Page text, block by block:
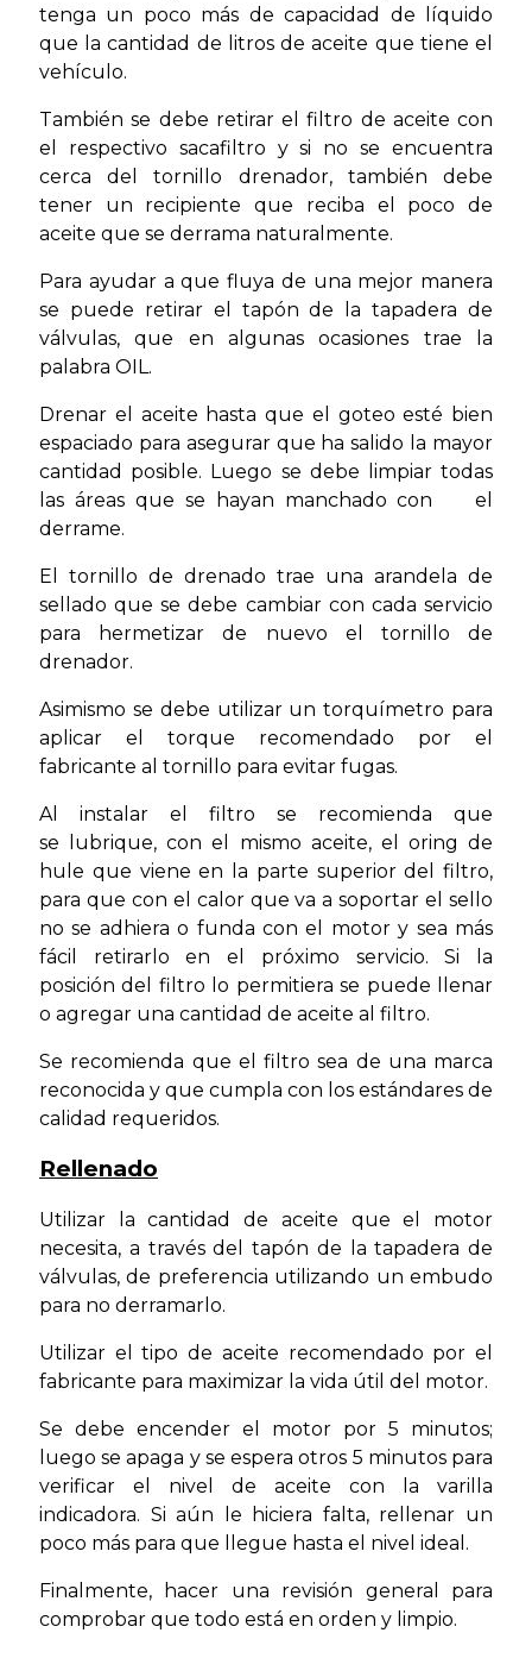
tenga un poco más de capacidad de líquido
que la cantidad de litros de aceite que tiene el
vehículo.
También se debe retirar el filtro de aceite con
el respectivo sacafiltro y si no se encuentra
cerca del tornillo drenador, también debe
tener un recipiente que reciba el poco de
aceite que se derrama naturalmente.
Para ayudar a que fluya de una mejor manera
se puede retirar el tapón de la tapadera de
válvulas, que en algunas ocasiones trae la
palabra OIL.
Drenar el aceite hasta que el goteo esté bien
espaciado para asegurar que ha salido la mayor
cantidad posible. Luego se debe limpiar todas
las áreas que se hayan manchado con el
derrame.
El tornillo de drenado trae una arandela de
sellado que se debe cambiar con cada servicio
para hermetizar de nuevo el tornillo de
drenador.
Asimismo se debe utilizar un torquímetro para
aplicar el torque recomendado por el
fabricante al tornillo para evitar fugas.
Al instalar el filtro se recomienda que
se lubrique, con el mismo aceite, el oring de
hule que viene en la parte superior del filtro,
para que con el calor que va a soportar el sello
no se adhiera o funda con el motor y sea más
fácil retirarlo en el próximo servicio. Si la
posición del filtro lo permitiera se puede llenar
o agregar una cantidad de aceite al filtro.
Se recomienda que el filtro sea de una marca
reconocida y que cumpla con los estándares de
calidad requeridos.
Rellenado
Utilizar la cantidad de aceite que el motor
necesita, a través del tapón de la tapadera de
válvulas, de preferencia utilizando un embudo
para no derramarlo.
Utilizar el tipo de aceite recomendado por el
fabricante para maximizar la vida útil del motor.
Se debe encender el motor por 5 minutos;
luego se apaga y se espera otros 5 minutos para
verificar el nivel de aceite con la varilla
indicadora. Si aún le hiciera falta, rellenar un
poco más para que llegue hasta el nivel ideal.
Finalmente, hacer una revisión general para
comprobar que todo está en orden y limpio.